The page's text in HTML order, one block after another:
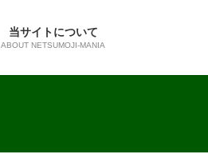
当サイトについて
ABOUT NETSUMOJI-MANIA